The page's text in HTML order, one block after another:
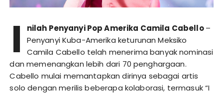
I nilah Penyanyi Pop Amerika Camila Cabello –
Penyanyi Kuba-Amerika keturunan Meksiko
Camila Cabello telah menerima banyak nominasi
dan memenangkan lebih dari 70 penghargaan.
Cabello mulai memantapkan dirinya sebagai artis
solo dengan merilis beberapa kolaborasi, termasuk “I